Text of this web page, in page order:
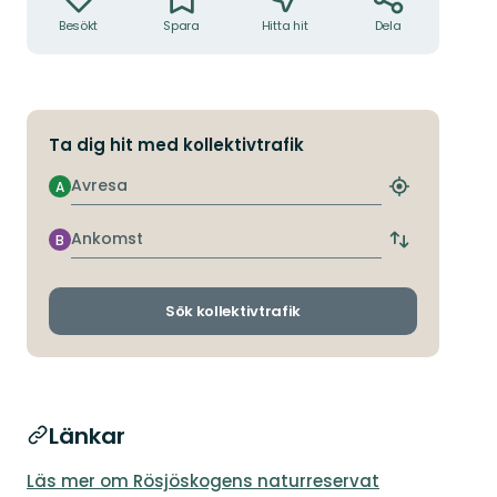
Besökt Spara Hitta hit Dela
Ta dig hit med kollektivtrafik
Avresa
A
Hitta
hållplats
Ankomst
B
Byt
och
Sök kollektivtrafik
Länkar
Läs mer om Rösjöskogens naturreservat